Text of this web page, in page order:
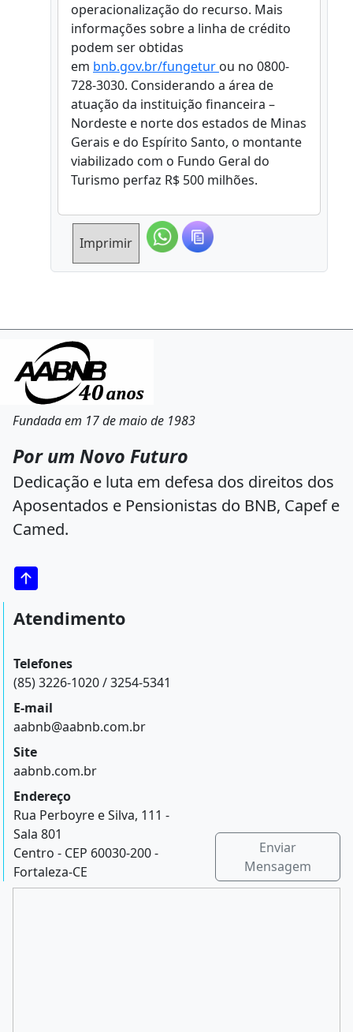
operacionalização do recurso. Mais
informações sobre a linha de crédito
podem ser obtidas
em bnb.gov.br/fungetur ou no 0800-
728-3030. Considerando a área de
atuação da instituição financeira –
Nordeste e norte dos estados de Minas
Gerais e do Espírito Santo, o montante
viabilizado com o Fundo Geral do
Turismo perfaz R$ 500 milhões.
Imprimir
Fundada em 17 de maio de 1983
Por um Novo Futuro
Dedicação e luta em defesa dos direitos dos
Aposentados e Pensionistas do BNB, Capef e
Camed.
Atendimento
Telefones
(85) 3226-1020 / 3254-5341
E-mail
aabnb@aabnb.com.br
Site
aabnb.com.br
Endereço
Rua Perboyre e Silva, 111 -
Sala 801
Centro - CEP 60030-200 -
Fortaleza-CE
Enviar
Mensagem